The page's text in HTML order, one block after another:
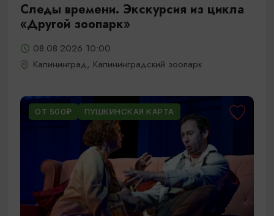
Следы времени. Экскурсия из цикла
«Другой зоопарк»
08.08.2026 10:00
Калининград, Калининградский зоопарк
ОТ 500₽ ПУШКИНСКАЯ КАРТА